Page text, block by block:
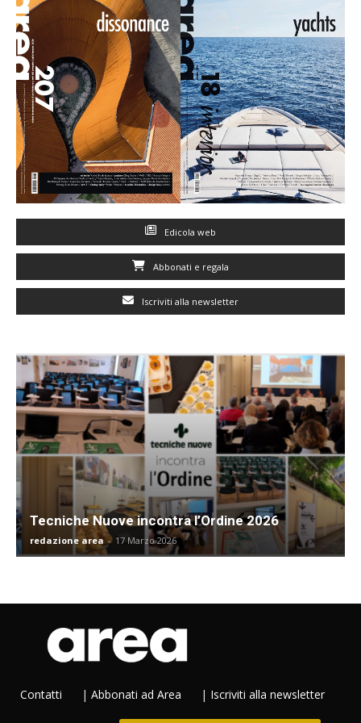
Edicola web
Abbonati e regala
Iscriviti alla newsletter
Tecniche Nuove incontra l’Ordine 2026
redazione area - 17 Marzo 2026
Contatti | Abbonati ad Area | Iscriviti alla newsletter